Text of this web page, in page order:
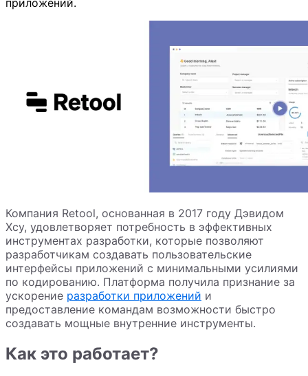
Компания Retool, основанная в 2017 году Дэвидом
Хсу, удовлетворяет потребность в эффективных
инструментах разработки, которые позволяют
разработчикам создавать пользовательские
интерфейсы приложений с минимальными усилиями
по кодированию. Платформа получила признание за
ускорение разработки приложений и
предоставление командам возможности быстро
создавать мощные внутренние инструменты.
Как это работает?